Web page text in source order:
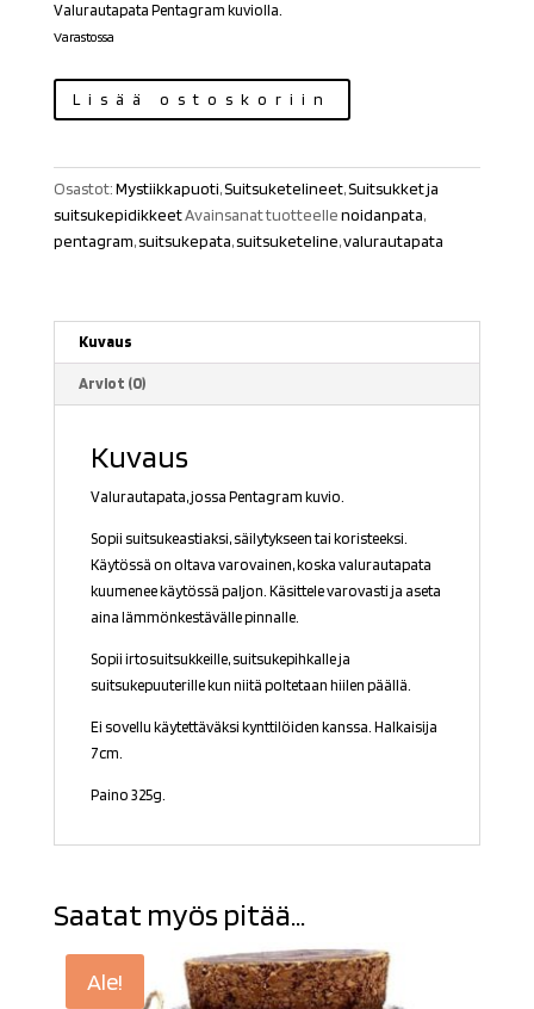
Valurautapata Pentagram kuviolla.
Varastossa
Valurautapata
Pentagram
määrä
Lisää ostoskoriin
Osastot:Mystiikkapuoti,Suitsuketelineet,Suitsukket ja
suitsukepidikkeetAvainsanat tuotteellenoidanpata,
pentagram,suitsukepata,suitsuketeline,valurautapata
Kuvaus
Arviot (0)
Kuvaus
Valurautapata, jossa Pentagram kuvio.
Sopii suitsukeastiaksi, säilytykseen tai koristeeksi.
Käytössä on oltava varovainen, koska valurautapata
kuumenee käytössä paljon. Käsittele varovasti ja aseta
aina lämmönkestävälle pinnalle.
Sopii irtosuitsukkeille, suitsukepihkalle ja
suitsukepuuterille kun niitä poltetaan hiilen päällä.
Ei sovellu käytettäväksi kynttilöiden kanssa. Halkaisija
7cm.
Paino 325g.
Saatat myös pitää...
Ale!